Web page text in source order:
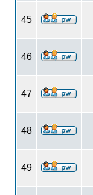
45
46
47
48
49